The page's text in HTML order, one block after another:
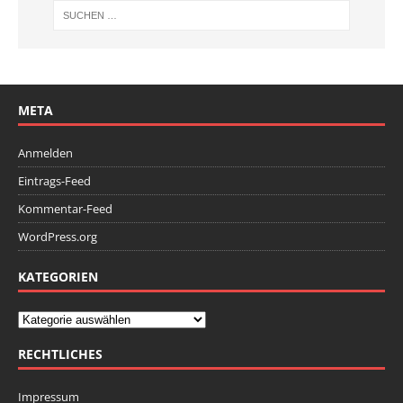
META
Anmelden
Eintrags-Feed
Kommentar-Feed
WordPress.org
KATEGORIEN
RECHTLICHES
Impressum